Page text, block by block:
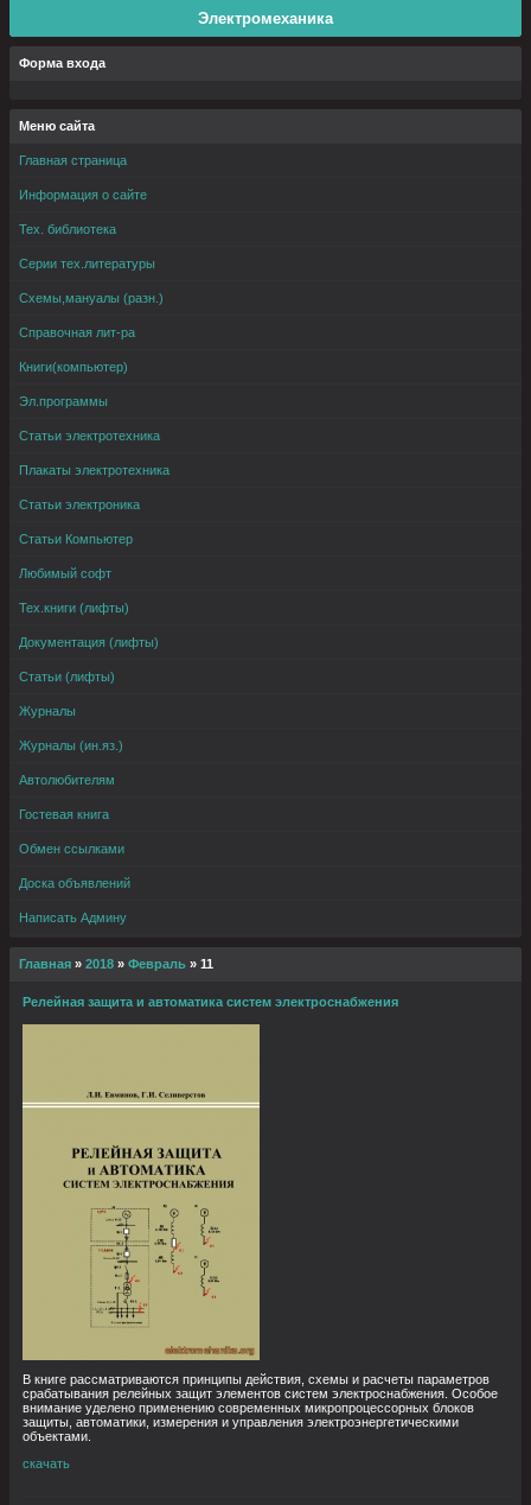
Электромеханика
Форма входа
Меню сайта
Главная страница
Информация о сайте
Тех. библиотека
Серии тех.литературы
Схемы,мануалы (разн.)
Справочная лит-ра
Книги(компьютер)
Эл.программы
Статьи электротехника
Плакаты электротехника
Статьи электроника
Статьи Компьютер
Любимый софт
Тех.книги (лифты)
Документация (лифты)
Статьи (лифты)
Журналы
Журналы (ин.яз.)
Автолюбителям
Гостевая книга
Обмен ссылками
Доска объявлений
Написать Админу
Главная » 2018 » Февраль » 11
Релейная защита и автоматика систем электроснабжения
В книге рассматриваются принципы действия, схемы и расчеты параметров
срабатывания релейных защит элементов систем электроснабжения. Особое
внимание уделено применению современных микропроцессорных блоков
защиты, автоматики, измерения и управления электроэнергетическими
объектами.
скачать